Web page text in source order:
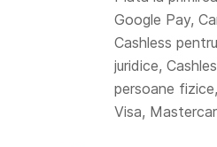
Google Pay,
Cashless
juridice,
persoane
Visa,